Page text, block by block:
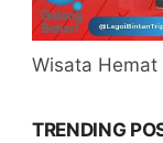
Wisata Hemat
TRENDING